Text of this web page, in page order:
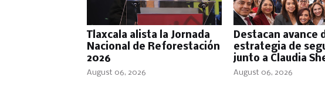
Tlaxcala alista la Jornada
Nacional de Reforestación
2026
August 06, 2026
Destacan avance
estrategia de
junto a Claudia
August 06, 2026